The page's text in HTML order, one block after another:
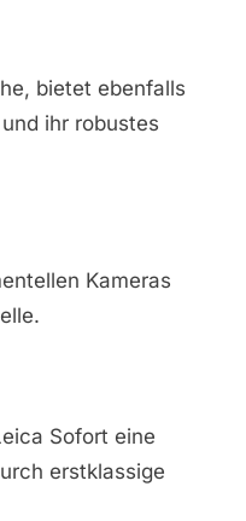
bietet ebenfalls
ihr robustes
Kameras
Sofort eine
erstklassige